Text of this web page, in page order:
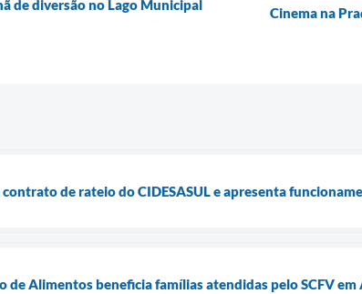
de diversão no Lago Municipal
Cinema na
de rateio do CIDESASUL e apresenta
de Alimentos beneficia famílias atendidas pelo SCFV em